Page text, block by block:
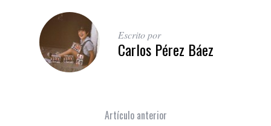
Escrito por
Carlos Pérez Báez
Artículo anterior